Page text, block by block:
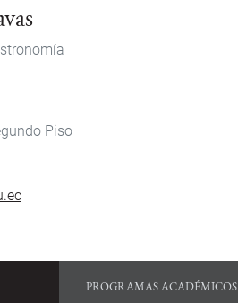
Piso
PROGRAMAS ACADÉMICOS